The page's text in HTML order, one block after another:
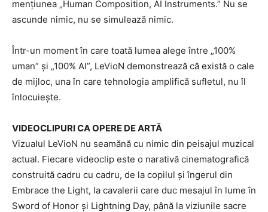
mențiunea „Human Composition, AI Instruments.” Nu se
ascunde nimic, nu se simulează nimic.
Într-un moment în care toată lumea alege între „100%
uman” și „100% AI”, LeVioN demonstrează că există o cale
de mijloc, una în care tehnologia amplifică sufletul, nu îl
înlocuiește.
VIDEOCLIPURI CA OPERE DE ARTĂ
Vizualul LeVioN nu seamănă cu nimic din peisajul muzical
actual. Fiecare videoclip este o narativă cinematografică
construită cadru cu cadru, de la copilul și îngerul din
Embrace the Light, la cavalerii care duc mesajul în lume în
Sword of Honor și Lightning Day, până la viziunile sacre